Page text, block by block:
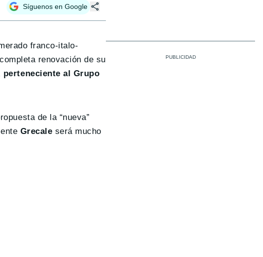
Síguenos en Google
franco-italo-
renovación de su
al Grupo
de la “nueva”
Grecale será mucho